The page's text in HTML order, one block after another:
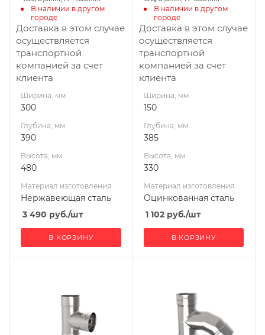
Производитель
УМК
В наличии в другом
городе
Доставка в этом случае
осуществляется
транспортной
компанией за счет
клиента
Ширина, мм
300
Глубина, мм
390
Высота, мм
480
Материал изготовления
Нержавеющая сталь
3 490 руб./шт
В КОРЗИНУ
Производитель
УМК
В наличии в другом
городе
Доставка в этом случае
осуществляется
транспортной
компанией за счет
клиента
Ширина, мм
150
Глубина, мм
385
Высота, мм
330
Материал изготовления
Оцинкованная сталь
1 102руб./шт
В КОРЗИНУ
Глубина, мм